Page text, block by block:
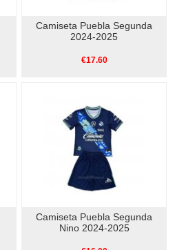
Camiseta Puebla Segunda
2024-2025
€17.60
Camiseta Puebla Segunda
Nino 2024-2025